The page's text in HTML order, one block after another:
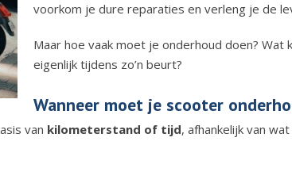
voorkom je dure reparaties en verleng je de
Maar hoe vaak moet je onderhoud doen?
eigenlijk tijdens zo’n beurt?
Wanneer moet je scooter
van kilometerstand of tijd, afhankelijk van